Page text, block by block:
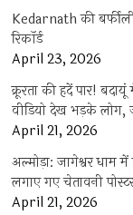
Kedarnath की बर्फीली
रिकॉर्ड
April 23, 2026
क्रूरता की हदें पार!
वीडियो देख भड़के
April 21, 2026
अल्मोड़ा: जागेश्वर धाम
लगाए गए चेतावनी
April 21, 2026